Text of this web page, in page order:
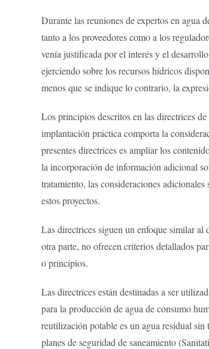
Durante las reuniones de expertos en agua
tanto a los proveedores como a los
venía justificada por el interés y el
ejerciendo sobre los recursos hídricos
menos que se indique lo contrario, la
Los principios descritos en las directrices
implantación práctica comporta la
presentes directrices es ampliar los
la incorporación de información adicional
tratamiento, las consideraciones
estos proyectos.
Las directrices siguen un enfoque similar
otra parte, no ofrecen criterios detallados
o principios.
Las directrices están destinadas a ser
para la producción de agua de consumo
reutilización potable es un agua residual
planes de seguridad de saneamiento